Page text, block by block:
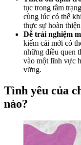
tục trong tâm
cùng lúc có thể
thực sự hoàn
Dễ trải nghiệm
kiếm cái mới có
những điều quen
vào một lĩnh vực
vững.
Tình yêu của
nào?